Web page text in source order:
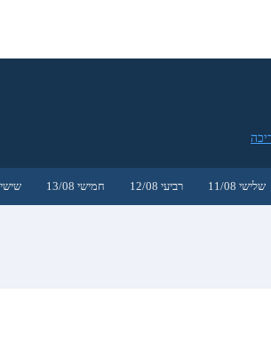
שלישי 11/08 רביעי 12/08 חמישי 13/08 שישי 14/08